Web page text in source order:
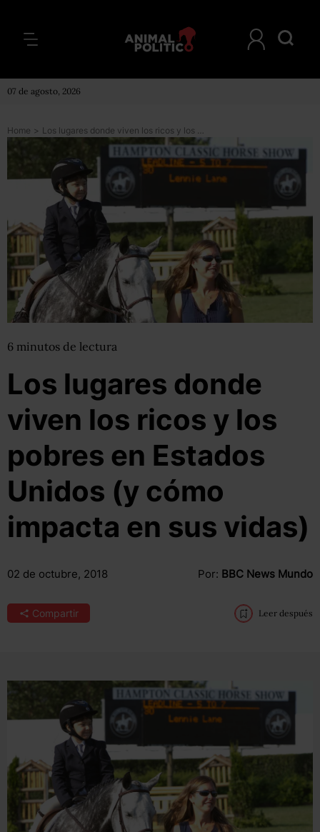
07 de agosto, 2026
Home > Los lugares donde viven los ricos y los pobres en Estados Unidos (y cómo impacta en sus vidas)
6 minutos de lectura
Los lugares donde
viven los ricos y los
pobres en Estados
Unidos (y cómo
impacta en sus vidas)
02 de octubre, 2018 Por: BBC News Mundo
Compartir Leer después